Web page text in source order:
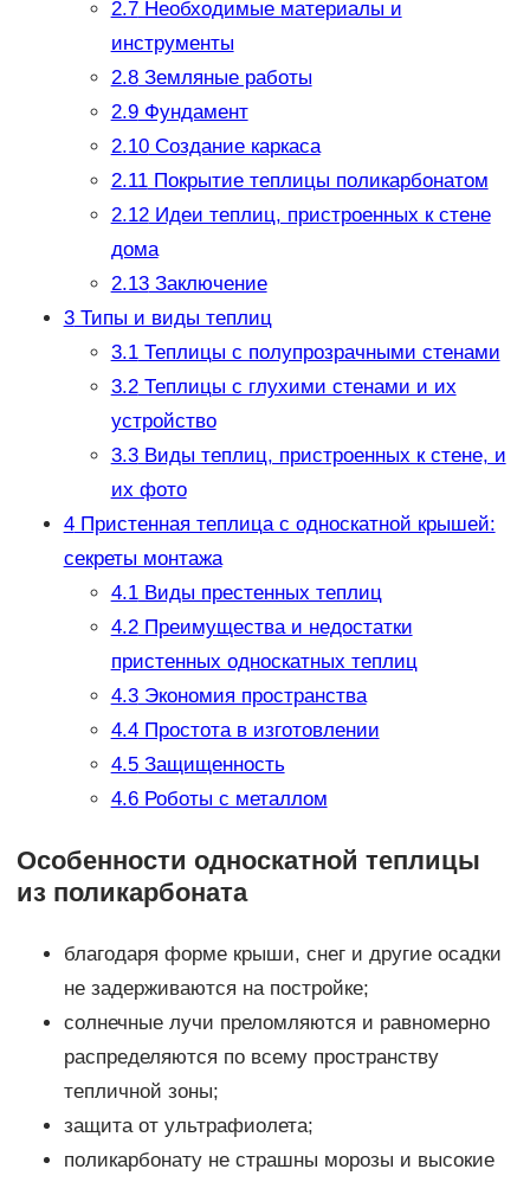
2.7Необходимые материалы и
инструменты
2.8Земляные работы
2.9Фундамент
2.10Создание каркаса
2.11Покрытие теплицы поликарбонатом
2.12Идеи теплиц, пристроенных к стене
дома
2.13Заключение
3Типы и виды теплиц
3.1Теплицы с полупрозрачными стенами
3.2Теплицы с глухими стенами и их
устройство
3.3Виды теплиц, пристроенных к стене, и
их фото
4Пристенная теплица с односкатной крышей:
секреты монтажа
4.1Виды престенных теплиц
4.2Преимущества и недостатки
пристенных односкатных теплиц
4.3Экономия пространства
4.4Простота в изготовлении
4.5Защищенность
4.6Роботы с металлом
Особенности односкатной теплицы
из поликарбоната
благодаря форме крыши, снег и другие осадки
не задерживаются на постройке;
солнечные лучи преломляются и равномерно
распределяются по всему пространству
тепличной зоны;
защита от ультрафиолета;
поликарбонату не страшны морозы и высокие